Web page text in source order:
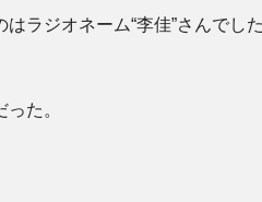
ラジオネーム“李佳”さんでし
た。